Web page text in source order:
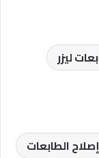
ليزر
الطابعات